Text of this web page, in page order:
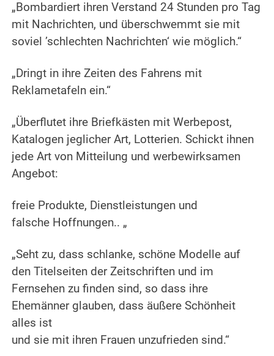
„Bombardiert ihren Verstand 24 Stunden pro Tag
mit Nachrichten, und überschwemmt sie mit
soviel ’schlechten Nachrichten‘ wie möglich.“
„Dringt in ihre Zeiten des Fahrens mit
Reklametafeln ein.“
„Überflutet ihre Briefkästen mit Werbepost,
Katalogen jeglicher Art, Lotterien. Schickt ihnen
jede Art von Mitteilung und werbewirksamen
Angebot:
freie Produkte, Dienstleistungen und
falsche Hoffnungen.. „
„Seht zu, dass schlanke, schöne Modelle auf
den Titelseiten der Zeitschriften und im
Fernsehen zu finden sind, so dass ihre
Ehemänner glauben, dass äußere Schönheit
alles ist
und sie mit ihren Frauen unzufrieden sind.“